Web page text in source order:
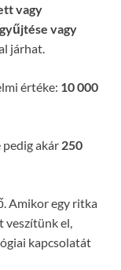
vagy
vagy
járhat.
értéke: 10 000
akár 250
Amikor egy ritka
veszítünk el,
kapcsolatát